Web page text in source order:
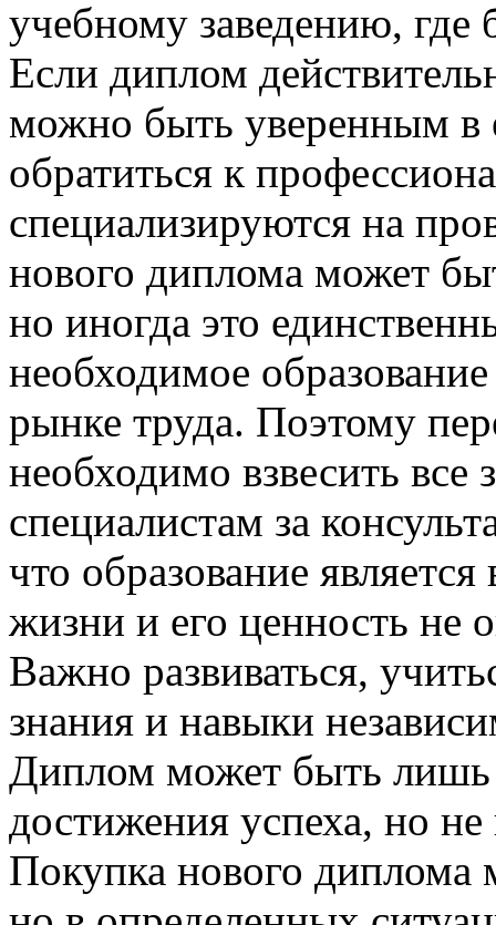
учебному заведению, где
Если диплом
можно быть уверенным в
обратиться к
специализируются на
нового диплома может
но иногда это
необходимое
рынке труда. Поэтому
необходимо взвесить все
специалистам за
что образование
жизни и его ценность не
Важно развиваться,
знания и навыки
Диплом может быть лишь
достижения успеха, но
Покупка нового